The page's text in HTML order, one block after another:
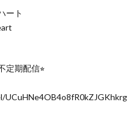
ート
定期配信⭐︎